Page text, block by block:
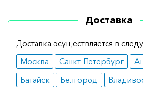
кожи в нижней части спины или
по две аппликации в неделю).
цикличный: 21 день лечения, 7
Показания
Доставка
Доставка осуществляется в
Москва
Санкт-Петербург
Батайск
Белгород